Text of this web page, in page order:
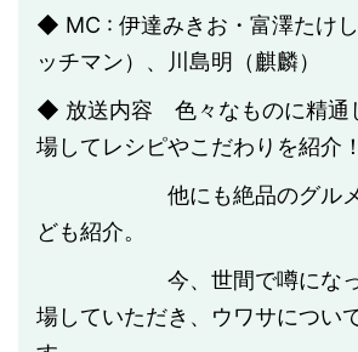
◆ MC : 伊達みきお・富澤たけ
ッチマン）、川島明（麒麟）
◆ 放送内容 色々なものに精通
場してレシピやこだわりを紹介！
他にも絶品のグルメ食
ども紹介。
今、世間で噂になって
場していただき、ウワサについ